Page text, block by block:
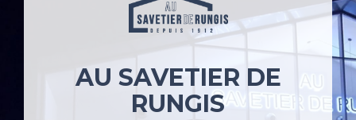
L'entreprise
Nos produits
Galerie photo
Atelier broderie
AU SAVETIER DE
RUNGIS